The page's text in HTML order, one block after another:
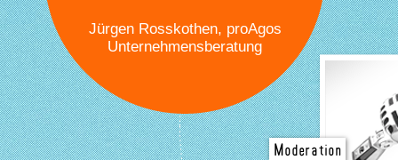
Moderation
Jürgen Rosskothen, proAgos
Unternehmensberatung